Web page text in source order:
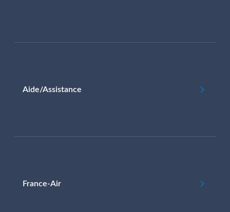
Aide/Assistance
France-Air